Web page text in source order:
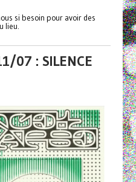
si besoin pour avoir des
lieu.
07 : SILENCE